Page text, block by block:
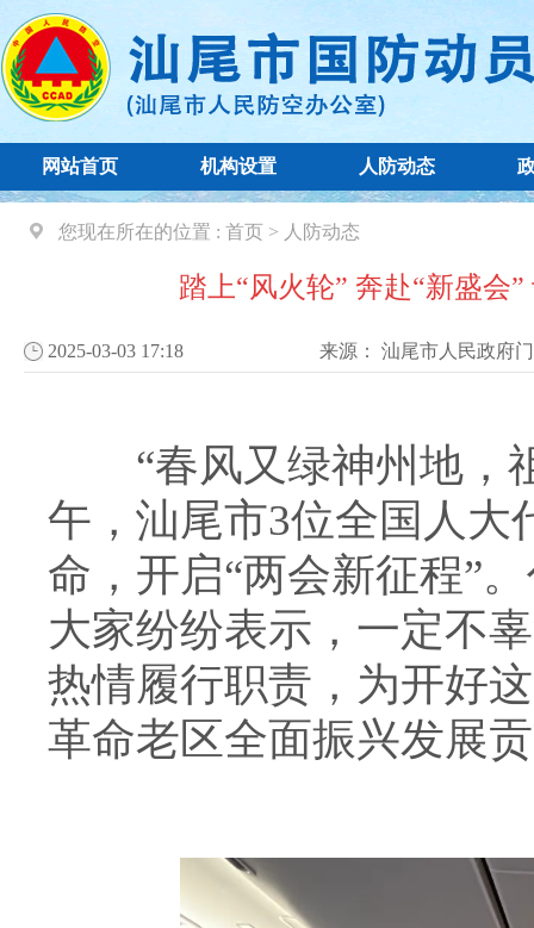
网站首页 机构设置 人防动态
您现在所在的位置 : 首页 > 人防动态
踏上“风火轮” 奔赴“新盛会
2025-03-03 17:18 来源： 汕尾市人民政府
“春风又绿神州地，
午，汕尾市3位全国人大
命，开启“两会新征程”
大家纷纷表示，一定不
热情履行职责，为开好
革命老区全面振兴发展